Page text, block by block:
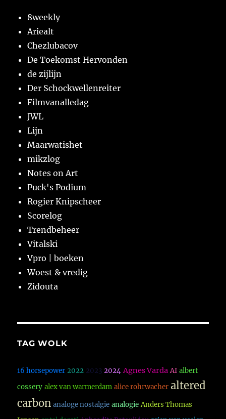
8weekly
Ariealt
Chezlubacov
De Toekomst Hervonden
de zijlijn
Der Schockwellenreiter
Filmvanalledag
JWL
Lijn
Maarwatishet
mikzlog
Notes on Art
Puck's Podium
Rogier Knipscheer
Scorelog
Trendbeheer
Vitalski
Vpro | boeken
Woest & vredig
Zidouta
TAG WOLK
16 horsepower 2022 2023 2024 Agnes Varda AI albert
cossery alex van warmerdam alice rohrwacher altered
carbon analoge nostalgie analogie Anders Thomas